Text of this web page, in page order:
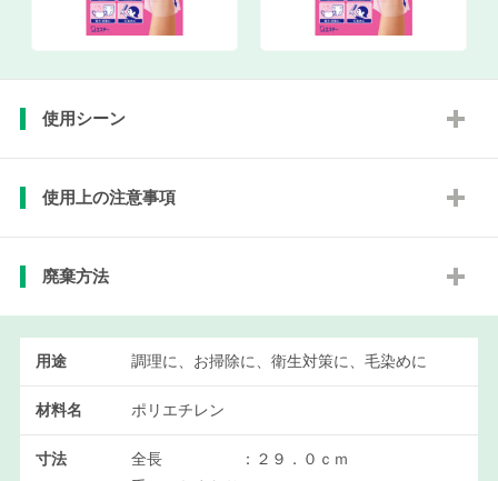
使用シーン
使用上の注意事項
廃棄方法
用途 調理に、お掃除に、衛生対策に、毛染めに
材料名 ポリエチレン
寸法
全長 ：２９．０ｃｍ